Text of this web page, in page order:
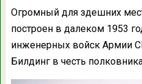
Огромный для здешних
построен в далеком 1953
инженерных войск Армии
Билдинг в честь